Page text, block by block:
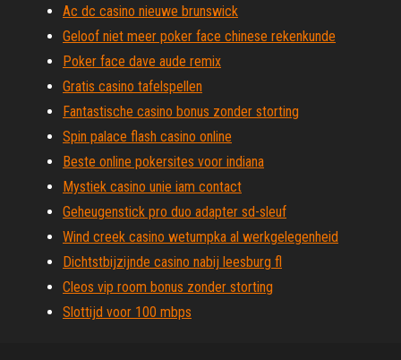
Ac dc casino nieuwe brunswick
Geloof niet meer poker face chinese rekenkunde
Poker face dave aude remix
Gratis casino tafelspellen
Fantastische casino bonus zonder storting
Spin palace flash casino online
Beste online pokersites voor indiana
Mystiek casino unie iam contact
Geheugenstick pro duo adapter sd-sleuf
Wind creek casino wetumpka al werkgelegenheid
Dichtstbijzijnde casino nabij leesburg fl
Cleos vip room bonus zonder storting
Slottijd voor 100 mbps